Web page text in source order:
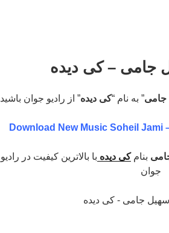
جامی – کی دیده
جامی” به نام “کی دیده” از رادیو جوان باشید
Download New Music Soheil Jami
بنامکی دیده با بالاترین کیفیت در رادیو
جوان